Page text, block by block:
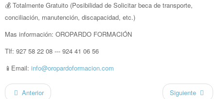
💰 Totalmente Gratuito (Posibilidad de Solicitar beca de transporte,
conciliación, manutención, discapacidad, etc.)
Mas información: OROPARDO FORMACIÓN
Tlf: 927 58 22 08 --- 924 41 06 56
📱Email: info@oropardoformacion.com
Anterior Siguiente